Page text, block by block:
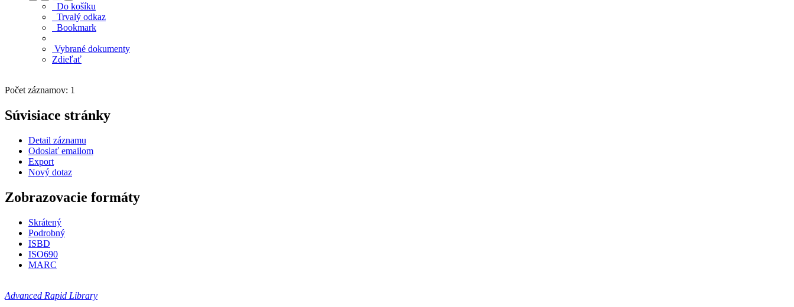
Do košíku
Trvalý odkaz
Bookmark
Vybrané dokumenty
Zdieľať
Počet záznamov: 1
Súvisiace stránky
Detail záznamu
Odoslať emailom
Export
Nový dotaz
Zobrazovacie formáty
Skrátený
Podrobný
ISBD
ISO690
MARC
Advanced Rapid Library